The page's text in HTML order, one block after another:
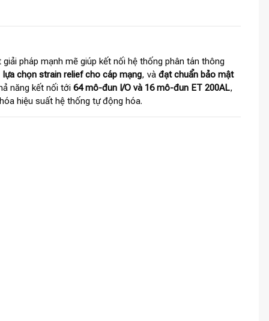
pháp mạnh mẽ giúp kết nối hệ thống phân tán thông
lựa chọn strain relief cho cáp mạng, và đạt chuẩn bảo mật
năng kết nối tới 64 mô-đun I/O và 16 mô-đun ET 200AL,
hiệu suất hệ thống tự động hóa.